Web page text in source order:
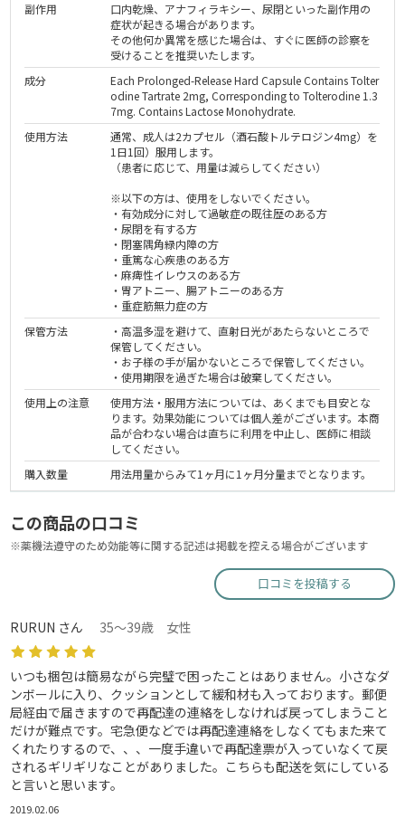
副作用
口内乾燥、アナフィラキシー、尿閉といった副作用の
症状が起きる場合があります。
その他何か異常を感じた場合は、すぐに医師の診察を
受けることを推奨いたします。
成分
Each Prolonged-Release Hard Capsule Contains Tolter
odine Tartrate 2mg, Corresponding to Tolterodine 1.3
7mg. Contains Lactose Monohydrate.
使用方法
通常、成人は2カプセル（酒石酸トルテロジン4mg）を
1日1回）服用します。
（患者に応じて、用量は減らしてください）
※以下の方は、使用をしないでください。
・有効成分に対して過敏症の既往歴のある方
・尿閉を有する方
・閉塞隅角緑内障の方
・重篤な心疾患のある方
・麻痺性イレウスのある方
・胃アトニー、腸アトニーのある方
・重症筋無力症の方
保管方法
・高温多湿を避けて、直射日光があたらないところで
保管してください。
・お子様の手が届かないところで保管してください。
・使用期限を過ぎた場合は破棄してください。
使用上の注意
使用方法・服用方法については、あくまでも目安とな
ります。効果効能については個人差がございます。本商
品が合わない場合は直ちに利用を中止し、医師に相談
してください。
購入数量
用法用量からみて1ヶ月に1ヶ月分量までとなります。
この商品の口コミ
※薬機法遵守のため効能等に関する記述は掲載を控える場合がございます
口コミを投稿する
RURUN さん 35～39歳 女性
いつも梱包は簡易ながら完璧で困ったことはありません。小さなダ
ンボールに入り、クッションとして緩和材も入っております。郵便
局経由で届きますので再配達の連絡をしなければ戻ってしまうこと
だけが難点です。宅急便などでは再配達連絡をしなくてもまた来て
くれたりするので、、、一度手違いで再配達票が入っていなくて戻
されるギリギリなことがありました。こちらも配送を気にしている
と言いと思います。
2019.02.06